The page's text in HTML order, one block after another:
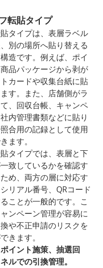
転貼タイプ
タイプは、表層ラベル
別の場所へ貼り替える
造です。例えば、ポイ
品パッケージから剥が
カードや収集台紙に貼
す。また、店舗側がラ
、回収台帳、キャンペ
内管理書類などに貼り
合用の記録として使用
ます。
タイプでは、表層と下
致しているかを確認す
め、両方の層に対応す
リアル番号、QRコード
ことが一般的です。こ
ンペーン管理が容易に
や不正申請のリスクを
きます。
イント施策、抽選回
ルでの引換管理。